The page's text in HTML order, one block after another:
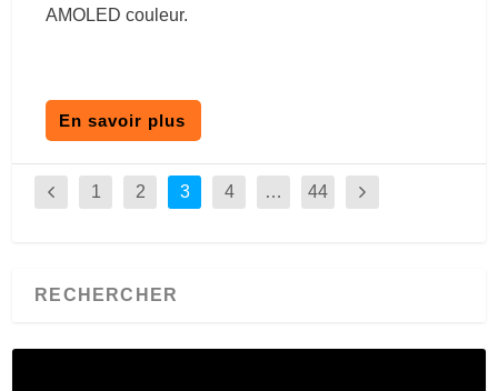
AMOLED couleur.
En savoir plus
1 2 3 4 … 44